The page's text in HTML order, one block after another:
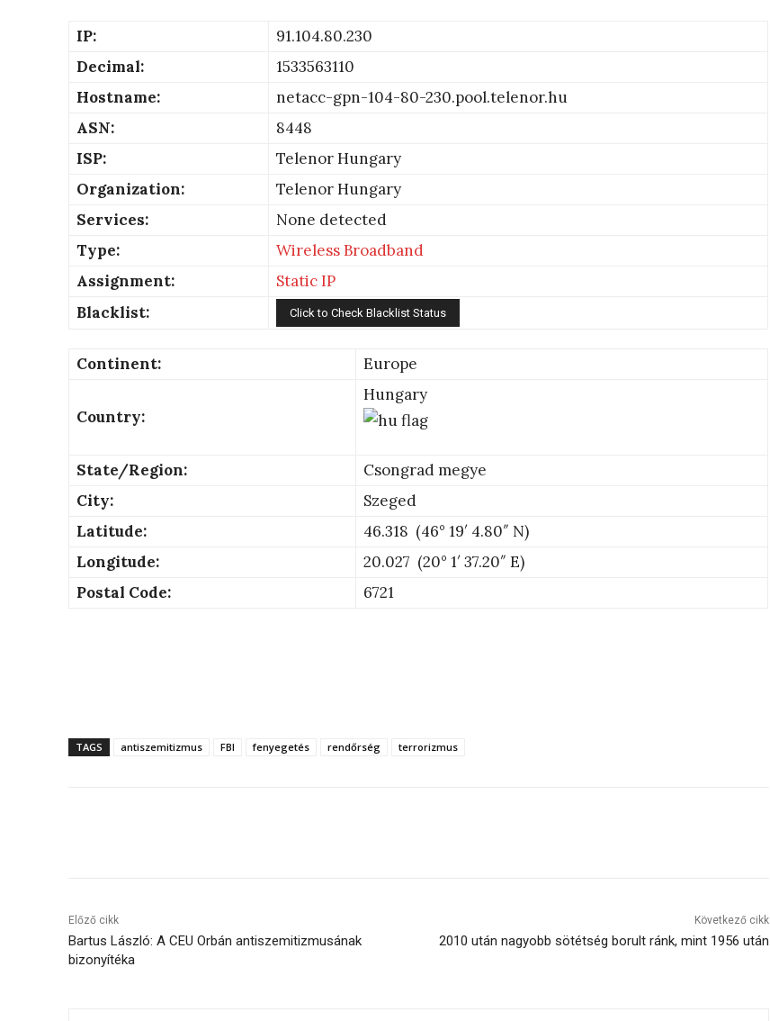
IP:
91.104.80.230
Decimal:
1533563110
Hostname:
netacc-gpn-104-80-230.pool.telenor.hu
ASN:
8448
ISP:
Telenor Hungary
Organization:
Telenor Hungary
Services:
None detected
Type:
Wireless Broadband
Assignment:
Static IP
Blacklist:
Continent: Europe
Country:
Hungary
State/Region:
Csongrad megye
City:
Szeged
Latitude:
46.318 (46° 19′ 4.80″ N)
Longitude:
20.027 (20° 1′ 37.20″ E)
Postal Code:
6721
TAGS antiszemitizmus FBI fenyegetés rendőrség terrorizmus
Előző cikk
Bartus László: A CEU Orbán antiszemitizmusának
bizonyítéka
Következő cikk
2010 után nagyobb sötétség borult ránk, mint 1956 után